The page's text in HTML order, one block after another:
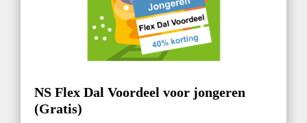
NS Flex Dal Voordeel voor jongeren
(Gratis)